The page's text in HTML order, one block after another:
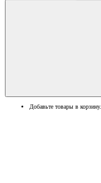
Добавьте товары в корзину.